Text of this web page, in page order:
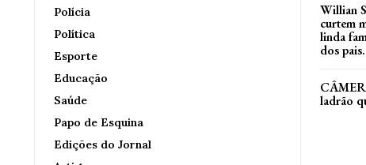
Polícia
Política
Esporte
Educação
Saúde
Papo de Esquina
Edições do Jornal
Willian
curtem
linda
dos
ladrão